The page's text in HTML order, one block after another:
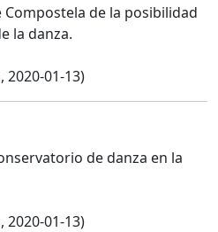
de la posibilidad
la danza.
2020-01-13)
de danza en la
2020-01-13)